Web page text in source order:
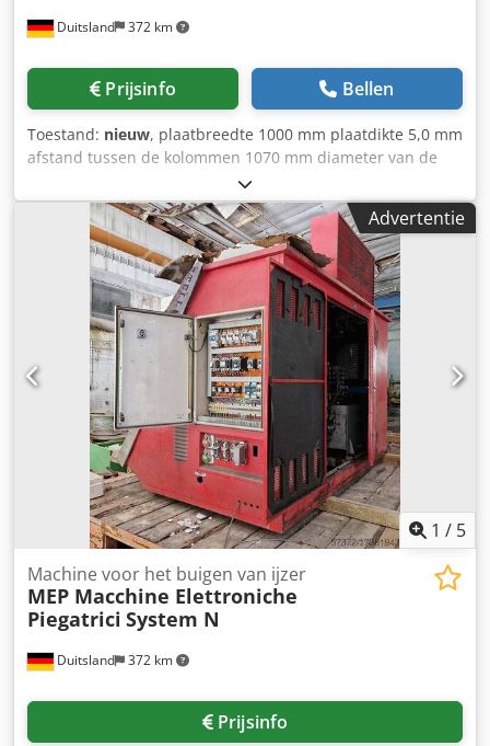
Duitsland 372 km
Prijsinfo Bellen
Toestand: nieuw, plaatbreedte 1000 mm plaatdikte 5,0 mm
afstand tussen de kolommen 1070 mm diameter van de
bovenste rollen 130 mm totaal benodigd vermogen 4,0 KW
gewicht van de machine ca. 1,15 t afmetingen van de
machine ca. 2,55 x 0,65 x 1,1 mm Dedpofv H A Aefx Aixock -
Elektrisch verstelbare achterste rol - Elektrisch verstelbare
onderrol (materiaalklemming) - Digitale uitlezing voor
achterste rolbeweging - Digitale uitlezing voor de onderste
rolbeweging (materiaalklemming) - Geharde rollen -
Kegelvormig walsen - Zwenkbare bovenwals - Remmotor -
Noodstop - Documentatie - 400V
Advertentie
1 / 5
Duitsland 372 km
Machine voor het buigen van ijzer
MEP Macchine Elettroniche
Piegatrici System N
Prijsinfo